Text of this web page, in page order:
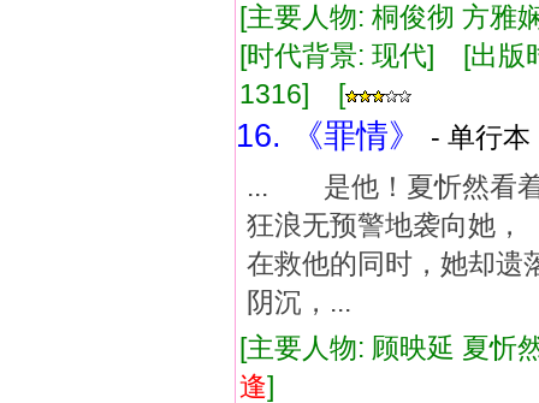
[主要人物: 桐俊彻 方
[时代背景: 现代] [出
1316] [
16. 《罪情》
- 单行
... 是他！夏忻然看
狂浪无预警地袭向
在救他的同时，她却
阴沉，...
[主要人物: 顾映延 夏
逢]